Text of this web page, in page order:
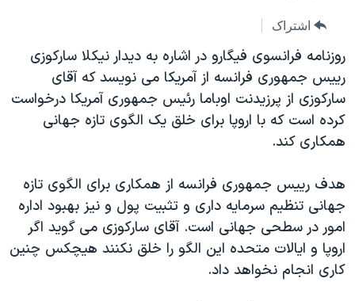
جهش
جستجو
ورزشی
ویژه برنامه‌ها
ویدیوها
فرهنگ و زندگی
اقتصادی
علم و فناوری
اسرائیل در جنگ
گالری عکس
جام جهانی ۲۰۲۶
عملیات خشم حماسی
۲۵۰سالگی آمریکا
بایگانی برنامه‌های تلویزیونی
حمله جمهوری اسلامی به اسرائیل
رمز مهسا
ورزش زنان در ایران
اعتراضات زن، زندگی، آزادی
فرکانس‌های صدای آمریکا
پخش رادیویی
یادگیری زبان انگلیسی
دنبال کنید
زبانهای مختلف
اشتراک
روزنامه فرانسوی فیگارو در اشاره به دیدار نيکلا سارکوزی
رييس جمهوری فرانسه از آمریکا می نویسد که آقای
سارکوزی از پرزيدنت اوباما رئیس جمهوری آمریکا درخواست
کرده است که با اروپا برای خلق یک الگوی تازه جهانی
همکاری کند.
هدف رييس جمهوری فرانسه از همکاری برای الگوی تازه
جهانی تنظیم سرمایه داری و تثبیت پول و نیز بهبود اداره
امور در سطحی جهانی است. آقای سارکوزی می گويد اگر
اروپا و ایالات متحده این الگو را خلق نکنند هیچکس چنین
کاری انجام نخواهد داد.